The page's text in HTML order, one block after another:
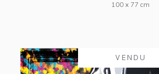
100 x 77 cm
VENDU